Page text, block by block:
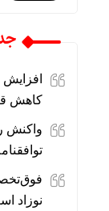
افزایش
کاهش
واکنش
نوزاد